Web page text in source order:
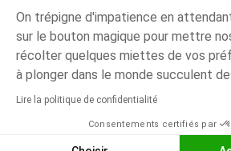
On trépigne d'impatience en
sur le bouton magique pour mettre
récolter quelques miettes de vos
à plonger dans le monde succulent
Lire la politique de confidentialité
Consentements certifiés par
CGVCGUMentions légales*Conditions des offres en
Orchestra adhère au code déontologique de
commerce et de la vente à distance française
de Médiation du e-